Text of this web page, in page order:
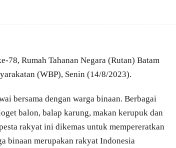
78, Rumah Tahanan Negara (Rutan) Batam
(WBP), Senin (14/8/2023).
bersama dengan warga binaan. Berbagai
balon, balap karung, makan kerupuk dan
rakyat ini dikemas untuk mempereratkan
binaan merupakan rakyat Indonesia